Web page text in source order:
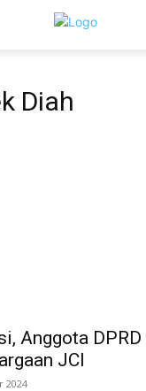
Diah
Anggota
JCI
2024